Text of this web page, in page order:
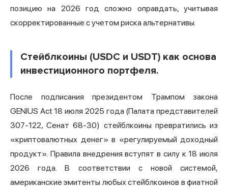
позицию на 2026 год сложно оправдать, учитывая
скорректированные с учетом риска альтернативы.
Стейблкоины (USDC и USDT) как основа
инвестиционного портфеля.
После подписания президентом Трампом закона
GENIUS Act 18 июля 2025 года (Палата представителей
307-122, Сенат 68-30) стейблкоины превратились из
«криптовалютных денег» в «регулируемый доходный
продукт». Правила внедрения вступят в силу к 18 июля
2026 года. В соответствии с новой системой,
американские эмитенты любых стейблкоинов в фиатной